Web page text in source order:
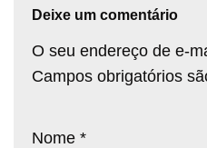
Deixe um comentário
O seu endereço de e-
Campos obrigatórios
Nome *